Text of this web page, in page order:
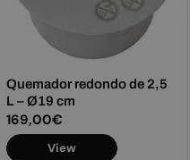
Quemador redondo de 2,5
L – Ø19 cm
Precio
habitual
169,00€
View